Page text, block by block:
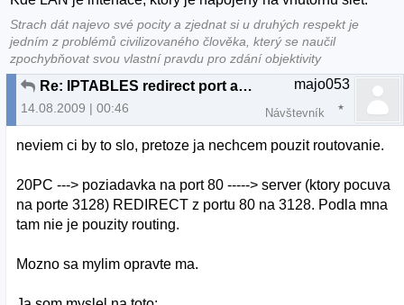
Strach dát najevo své pocity a zjednat si u druhých respekt je
jedním z problémů civilizovaného člověka, který se naučil
zpochybňovat svou vlastní pravdu pro zdání objektivity
Re: IPTABLES redirect port ako?
14.08.2009 | 00:46
majo053
Návštevník
neviem ci by to slo, pretoze ja nechcem pouzit routovanie.
20PC ---> poziadavka na port 80 -----> server (ktory pocuva
na porte 3128) REDIRECT z portu 80 na 3128. Podla mna
tam nie je pouzity routing.
Mozno sa mylim opravte ma.